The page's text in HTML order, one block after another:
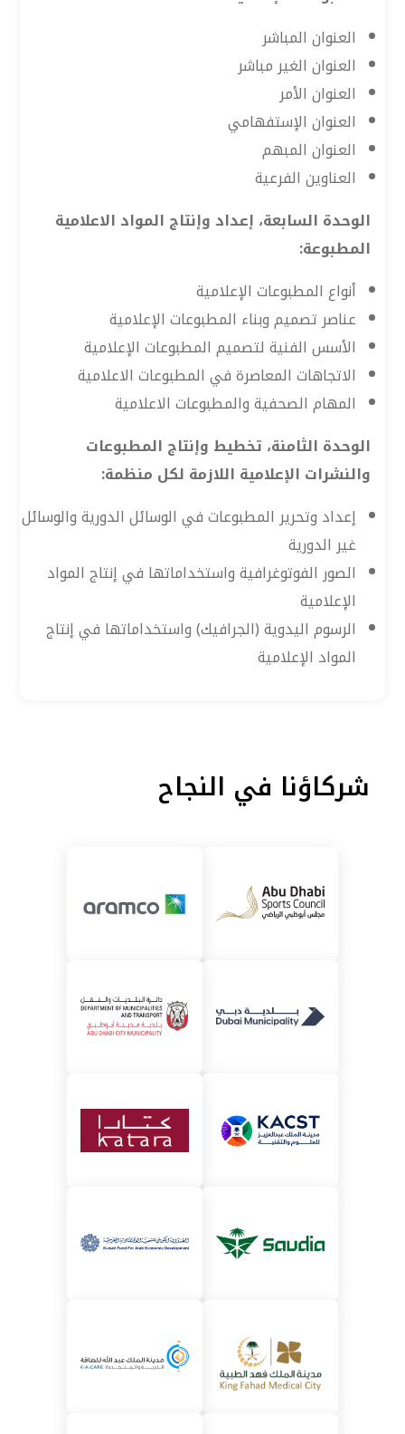
العنوان المباشر
العنوان الغير مباشر
العنوان الأمر
العنوان الإستفهامي
العنوان المبهم
العناوين الفرعية
الوحدة السابعة، إعداد وإنتاج المواد الاعلامية
المطبوعة:
أنواع المطبوعات الإعلامية
عناصر تصميم وبناء المطبوعات الإعلامية
الأسس الفنية لتصميم المطبوعات الإعلامية
الاتجاهات المعاصرة في المطبوعات الاعلامية
المهام الصحفية والمطبوعات الاعلامية
الوحدة الثامنة، تخطيط وإنتاج المطبوعات
والنشرات الإعلامية اللازمة لكل منظمة:
إعداد وتحرير المطبوعات في الوسائل الدورية والوسائل
غير الدورية
الصور الفوتوغرافية واستخداماتها في إنتاج المواد
الإعلامية
الرسوم اليدوية (الجرافيك) واستخداماتها في إنتاج
المواد الإعلامية
شركاؤنا في النجاح